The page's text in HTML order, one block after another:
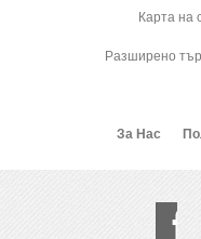
Карта на
Разширено
За Нас